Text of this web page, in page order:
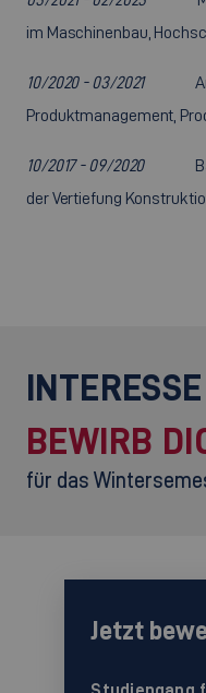
im Maschinenbau,
10/2020 - 03/2021
Produktmanagement,
10/2017 - 09/2020
der Vertiefung
BEWIRB
für das
Jetzt